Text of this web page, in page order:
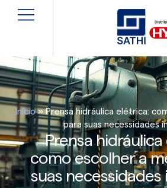
Início»Prensa hidráulica elétrica:
para suas necessidades
Prensa hidráulica
como escolher a
suas necessidades